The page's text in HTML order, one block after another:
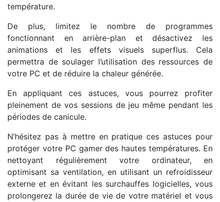
température.
De plus, limitez le nombre de programmes
fonctionnant en arrière-plan et désactivez les
animations et les effets visuels superflus. Cela
permettra de soulager l’utilisation des ressources de
votre PC et de réduire la chaleur générée.
En appliquant ces astuces, vous pourrez profiter
pleinement de vos sessions de jeu même pendant les
périodes de canicule.
N’hésitez pas à mettre en pratique ces astuces pour
protéger votre PC gamer des hautes températures. En
nettoyant régulièrement votre ordinateur, en
optimisant sa ventilation, en utilisant un refroidisseur
externe et en évitant les surchauffes logicielles, vous
prolongerez la durée de vie de votre matériel et vous